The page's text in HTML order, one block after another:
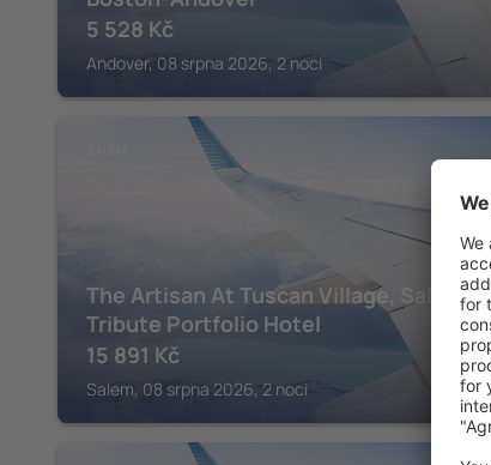
5 528 Kč
Andover, 08 srpna 2026, 2 noci
The Artisan At Tuscan Village, Salem, A
Tribute Portfolio Hotel
15 891 Kč
Salem, 08 srpna 2026, 2 noci